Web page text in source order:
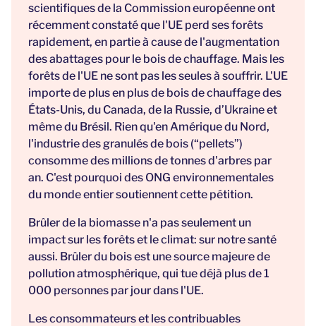
scientifiques de la Commission européenne ont
récemment constaté que l'UE perd ses forêts
rapidement, en partie à cause de l'augmentation
des abattages pour le bois de chauffage. Mais les
forêts de l'UE ne sont pas les seules à souffrir. L'UE
importe de plus en plus de bois de chauffage des
États-Unis, du Canada, de la Russie, d’Ukraine et
même du Brésil. Rien qu'en Amérique du Nord,
l'industrie des granulés de bois (“pellets”)
consomme des millions de tonnes d'arbres par
an. C'est pourquoi des ONG environnementales
du monde entier soutiennent cette pétition.
Brûler de la biomasse n'a pas seulement un
impact sur les forêts et le climat: sur notre santé
aussi. Brûler du bois est une source majeure de
pollution atmosphérique, qui tue déjà plus de 1
000 personnes par jour dans l'UE.
Les consommateurs et les contribuables